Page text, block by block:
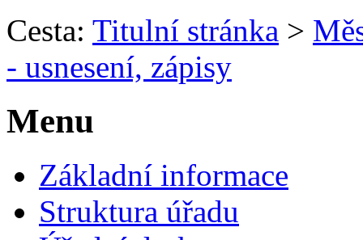
Cesta: Titulní stránka >
- usnesení, zápisy
Menu
Základní informace
Struktura úřadu